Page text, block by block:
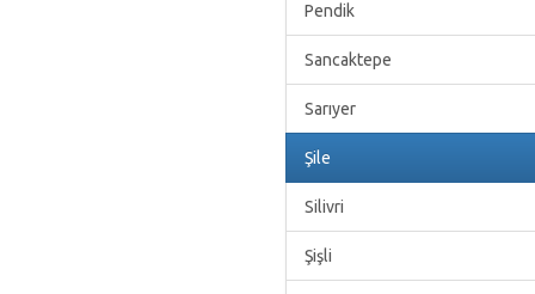
Pendik
Sancaktepe
Sarıyer
Şile
Silivri
Şişli